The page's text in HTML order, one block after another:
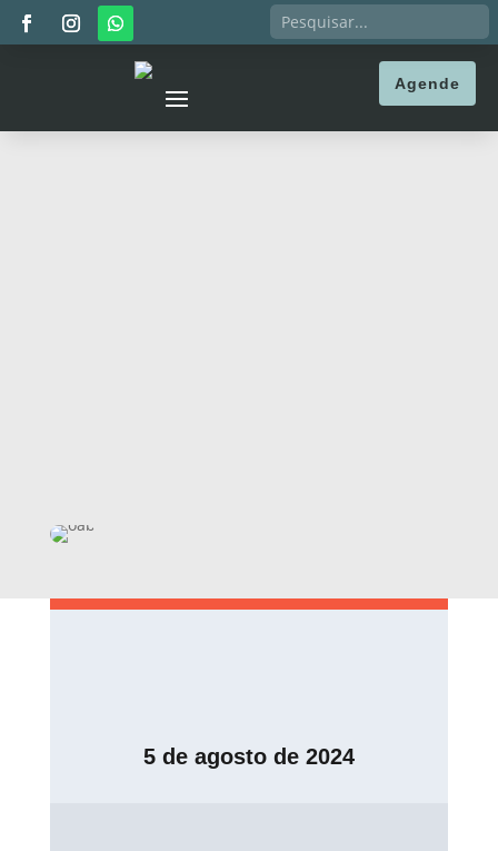
Agende
5 de agosto de 2024